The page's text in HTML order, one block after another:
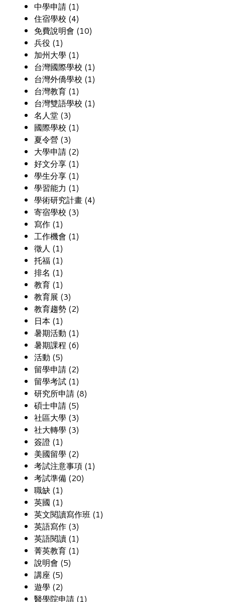
中學申請 (1)
住宿學校 (4)
免費說明會 (10)
兵役 (1)
加州大學 (1)
台灣國際學校 (1)
台灣外僑學校 (1)
台灣教育 (1)
台灣雙語學校 (1)
名人堂 (3)
國際學校 (1)
夏令營 (3)
大學申請 (2)
好文分享 (1)
學生分享 (1)
學習能力 (1)
學術研究計畫 (4)
寄宿學校 (3)
寫作 (1)
工作機會 (1)
徵人 (1)
托福 (1)
排名 (1)
教育 (1)
教育展 (3)
教育趨勢 (2)
日本 (1)
暑期活動 (1)
暑期課程 (6)
活動 (5)
留學申請 (2)
留學考試 (1)
研究所申請 (8)
碩士申請 (5)
社區大學 (3)
社大轉學 (3)
簽證 (1)
美國留學 (2)
考試注意事項 (1)
考試準備 (20)
職缺 (1)
英國 (1)
英文閱讀寫作班 (1)
英語寫作 (3)
英語閱讀 (1)
菁英教育 (1)
說明會 (5)
講座 (5)
遊學 (2)
醫學院申請 (1)